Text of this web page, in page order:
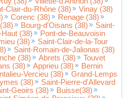
Clair-du-Rhône (38)
Vinay (38)
Corenc (38)
Renage (38)
Bourg-d'Oisans (38)
Saint-
(38)
Pont-de-Beauvoisin
(38)
Saint-Clair-de-la-Tour
Saint-Romain-de-Jalionas (38)
(38)
Abrets (38)
Touvet
(38) Apprieu (38)
Bernin
Vercieu (38)
Grand-Lemps
(38)
Saint-Pierre-d'Allevard
Geoirs (38)
Buisse(38)